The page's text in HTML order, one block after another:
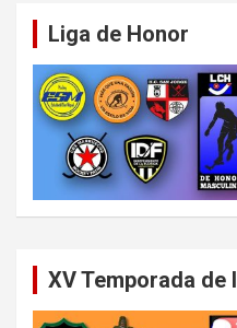
Liga de Honor
XV Temporada de